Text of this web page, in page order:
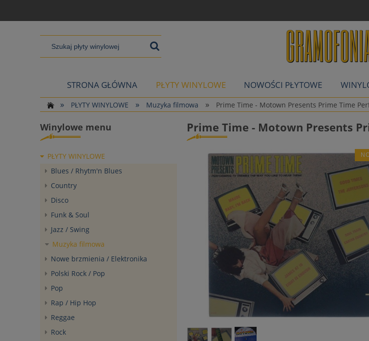
STRONA GŁÓWNA PŁYTY WINYLOWE NOWOŚCI PŁYTOWE
»
PŁYTY WINYLOWE » Muzyka filmowa » Prime Time - Motown Presents Prime Time
Winylowe menu
PŁYTY WINYLOWE
Blues / Rhytm'n Blues
Country
Disco
Funk & Soul
Jazz / Swing
Muzyka filmowa
Nowe brzmienia / Elektronika
Polski Rock / Pop
Pop
Rap / Hip Hop
Reggae
Rock
Prime Time - Motown Presents